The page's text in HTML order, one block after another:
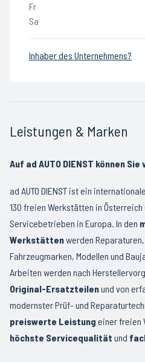
Fr
Sa
Inhaber des Unternehmens?
Leistungen & Marken
Auf ad AUTO DIENST können
ad AUTO DIENST ist ein
130 freien Werkstätten in
Servicebetrieben in Europa. In den
Werkstättenwerden
Fahrzeugmarken, Modellen und
Arbeiten werden nach
Original-Ersatzteilenund von
modernster Prüf- und
preiswerte Leistung einer freien
höchste Servicequalität und